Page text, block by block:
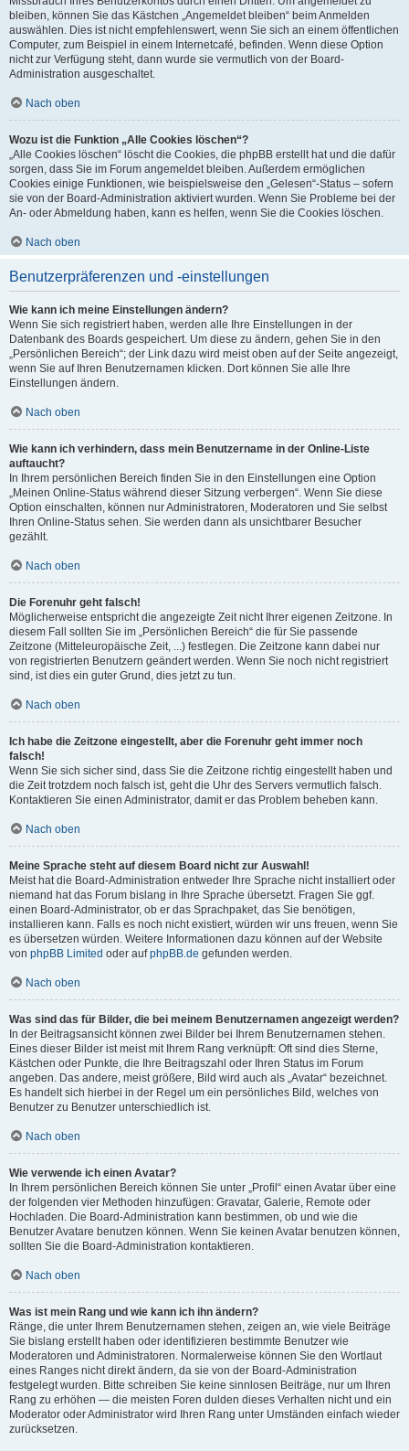
bleiben, können Sie das Kästchen „Angemeldet bleiben“ beim Anmelden
auswählen. Dies ist nicht empfehlenswert, wenn Sie sich an einem öffentlichen
Computer, zum Beispiel in einem Internetcafé, befinden. Wenn diese Option
nicht zur Verfügung steht, dann wurde sie vermutlich von der Board-
Administration ausgeschaltet.
Nach oben
Wozu ist die Funktion „Alle Cookies löschen“?
„Alle Cookies löschen“ löscht die Cookies, die phpBB erstellt hat und die dafür
sorgen, dass Sie im Forum angemeldet bleiben. Außerdem ermöglichen
Cookies einige Funktionen, wie beispielsweise den „Gelesen“-Status – sofern
sie von der Board-Administration aktiviert wurden. Wenn Sie Probleme bei der
An- oder Abmeldung haben, kann es helfen, wenn Sie die Cookies löschen.
Nach oben
Benutzerpräferenzen und -einstellungen
Wie kann ich meine Einstellungen ändern?
Wenn Sie sich registriert haben, werden alle Ihre Einstellungen in der
Datenbank des Boards gespeichert. Um diese zu ändern, gehen Sie in den
„Persönlichen Bereich“; der Link dazu wird meist oben auf der Seite angezeigt,
wenn Sie auf Ihren Benutzernamen klicken. Dort können Sie alle Ihre
Einstellungen ändern.
Nach oben
Wie kann ich verhindern, dass mein Benutzername in der Online-Liste
auftaucht?
In Ihrem persönlichen Bereich finden Sie in den Einstellungen eine Option
„Meinen Online-Status während dieser Sitzung verbergen“. Wenn Sie diese
Option einschalten, können nur Administratoren, Moderatoren und Sie selbst
Ihren Online-Status sehen. Sie werden dann als unsichtbarer Besucher
gezählt.
Nach oben
Die Forenuhr geht falsch!
Möglicherweise entspricht die angezeigte Zeit nicht Ihrer eigenen Zeitzone. In
diesem Fall sollten Sie im „Persönlichen Bereich“ die für Sie passende
Zeitzone (Mitteleuropäische Zeit, ...) festlegen. Die Zeitzone kann dabei nur
von registrierten Benutzern geändert werden. Wenn Sie noch nicht registriert
sind, ist dies ein guter Grund, dies jetzt zu tun.
Nach oben
Ich habe die Zeitzone eingestellt, aber die Forenuhr geht immer noch
falsch!
Wenn Sie sich sicher sind, dass Sie die Zeitzone richtig eingestellt haben und
die Zeit trotzdem noch falsch ist, geht die Uhr des Servers vermutlich falsch.
Kontaktieren Sie einen Administrator, damit er das Problem beheben kann.
Nach oben
Meine Sprache steht auf diesem Board nicht zur Auswahl!
Meist hat die Board-Administration entweder Ihre Sprache nicht installiert oder
niemand hat das Forum bislang in Ihre Sprache übersetzt. Fragen Sie ggf.
einen Board-Administrator, ob er das Sprachpaket, das Sie benötigen,
installieren kann. Falls es noch nicht existiert, würden wir uns freuen, wenn Sie
es übersetzen würden. Weitere Informationen dazu können auf der Website
von phpBB Limited oder aufphpBB.de gefunden werden.
Nach oben
Was sind das für Bilder, die bei meinem Benutzernamen angezeigt werden?
In der Beitragsansicht können zwei Bilder bei Ihrem Benutzernamen stehen.
Eines dieser Bilder ist meist mit Ihrem Rang verknüpft: Oft sind dies Sterne,
Kästchen oder Punkte, die Ihre Beitragszahl oder Ihren Status im Forum
angeben. Das andere, meist größere, Bild wird auch als „Avatar“ bezeichnet.
Es handelt sich hierbei in der Regel um ein persönliches Bild, welches von
Benutzer zu Benutzer unterschiedlich ist.
Nach oben
Wie verwende ich einen Avatar?
In Ihrem persönlichen Bereich können Sie unter „Profil“ einen Avatar über eine
der folgenden vier Methoden hinzufügen: Gravatar, Galerie, Remote oder
Hochladen. Die Board-Administration kann bestimmen, ob und wie die
Benutzer Avatare benutzen können. Wenn Sie keinen Avatar benutzen können,
sollten Sie die Board-Administration kontaktieren.
Nach oben
Was ist mein Rang und wie kann ich ihn ändern?
Ränge, die unter Ihrem Benutzernamen stehen, zeigen an, wie viele Beiträge
Sie bislang erstellt haben oder identifizieren bestimmte Benutzer wie
Moderatoren und Administratoren. Normalerweise können Sie den Wortlaut
eines Ranges nicht direkt ändern, da sie von der Board-Administration
festgelegt wurden. Bitte schreiben Sie keine sinnlosen Beiträge, nur um Ihren
Rang zu erhöhen — die meisten Foren dulden dieses Verhalten nicht und ein
Moderator oder Administrator wird Ihren Rang unter Umständen einfach wieder
zurücksetzen.